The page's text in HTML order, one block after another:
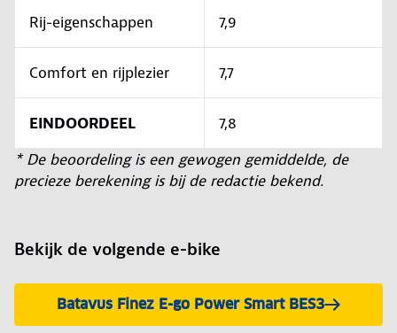
Rij-eigenschappen 7,9
Comfort en rijplezier 7,7
EINDOORDEEL
7,8
* De beoordeling is een gewogen gemiddelde, de
precieze berekening is bij de redactie bekend.
Bekijk de volgende e-bike
Batavus Finez E-go Power Smart BES3